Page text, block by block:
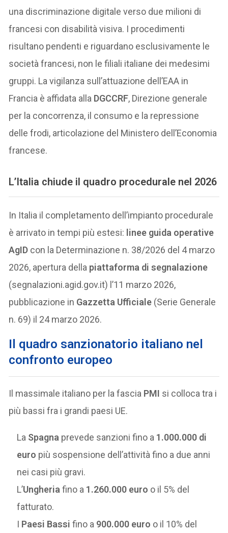
una discriminazione digitale verso due milioni di
francesi con disabilità visiva. I procedimenti
risultano pendenti e riguardano esclusivamente le
società francesi, non le filiali italiane dei medesimi
gruppi. La vigilanza sull’attuazione dell’EAA in
Francia è affidata alla DGCCRF, Direzione generale
per la concorrenza, il consumo e la repressione
delle frodi, articolazione del Ministero dell’Economia
francese.
L’Italia chiude il quadro procedurale nel 2026
In Italia il completamento dell’impianto procedurale
è arrivato in tempi più estesi: linee guida operative
AgID con la Determinazione n. 38/2026 del 4 marzo
2026, apertura della piattaforma di segnalazione
(segnalazioni.agid.gov.it) l’11 marzo 2026,
pubblicazione in Gazzetta Ufficiale (Serie Generale
n. 69) il 24 marzo 2026.
Il quadro sanzionatorio italiano nel
confronto europeo
Il massimale italiano per la fascia PMI si colloca tra i
più bassi fra i grandi paesi UE.
La Spagna prevede sanzioni fino a 1.000.000 di
euro più sospensione dell’attività fino a due anni
nei casi più gravi.
L’Ungheria fino a 1.260.000 euro o il 5% del
fatturato.
I Paesi Bassi fino a 900.000 euro o il 10% del